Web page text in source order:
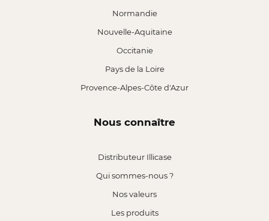
Normandie
Nouvelle-Aquitaine
Occitanie
Pays de la Loire
Provence-Alpes-Côte d'Azur
Nous connaître
Distributeur Illicase
Qui sommes-nous ?
Nos valeurs
Les produits